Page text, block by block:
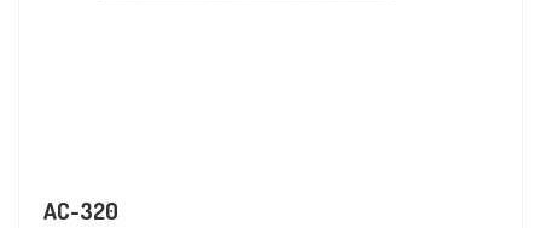
AC-320